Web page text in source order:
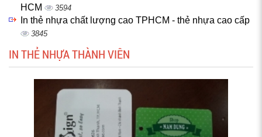
HCM
3594
In thẻ nhựa chất lượng cao TPHCM - thẻ nhựa cao cấp
3845
IN THẺ NHỰA THÀNH VIÊN